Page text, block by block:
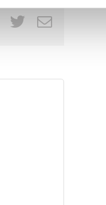
Facebook
TwitterEmail